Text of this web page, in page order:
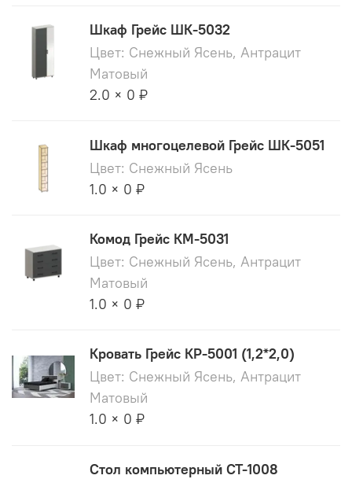
Шкаф Грейс ШК-5032
Цвет: Снежный Ясень, Антрацит
Матовый
2.0 × 0 ₽
Шкаф многоцелевой Грейс ШК-5051
Цвет: Снежный Ясень
1.0 × 0 ₽
Комод Грейс КМ-5031
Цвет: Снежный Ясень, Антрацит
Матовый
1.0 × 0 ₽
Кровать Грейс КР-5001 (1,2*2,0)
Цвет: Снежный Ясень, Антрацит
Матовый
1.0 × 0 ₽
Стол компьютерный СТ-1008